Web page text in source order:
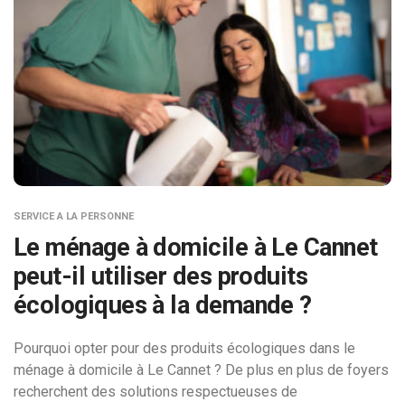
SERVICE A LA PERSONNE
Le ménage à domicile à Le Cannet
peut-il utiliser des produits
écologiques à la demande ?
Pourquoi opter pour des produits écologiques dans le
ménage à domicile à Le Cannet ? De plus en plus de foyers
recherchent des solutions respectueuses de